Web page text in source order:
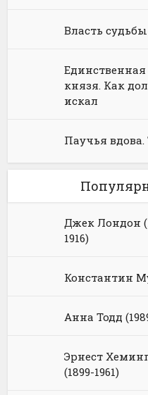
Власть судьбы
князя. Как
искал
Паучья вдова.
Джек Лондон
1916)
Константин
Анна Тодд
Эрнест
(1899-1961)